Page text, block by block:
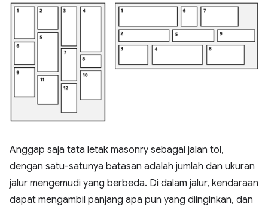
Anggap saja tata letak masonry sebagai jalan tol,
dengan satu-satunya batasan adalah jumlah dan ukuran
jalur mengemudi yang berbeda. Di dalam jalur, kendaraan
dapat mengambil panjang apa pun yang diinginkan, dan